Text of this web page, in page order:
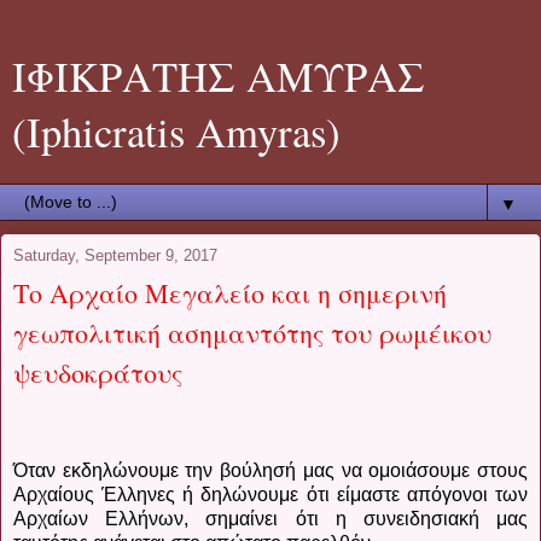
ΙΦΙΚΡΑΤΗΣ ΑΜΥΡΑΣ
(Iphicratis Amyras)
▼
Saturday, September 9, 2017
Το Αρχαίο Μεγαλείο και η σημερινή
γεωπολιτική ασημαντότης του ρωμέικου
ψευδοκράτους
Όταν εκδηλώνουμε την βούλησή μας να ομοιάσουμε στους
Αρχαίους Έλληνες ή δηλώνουμε ότι είμαστε απόγονοι των
Αρχαίων Ελλήνων, σημαίνει ότι η συνειδησιακή μας